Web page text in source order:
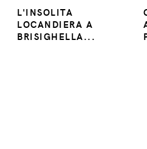
L'INSOLITA
LOCANDIERA A
BRISIGHELLA...